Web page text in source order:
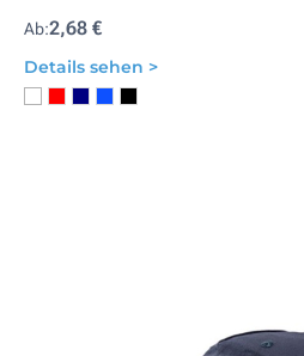
Ab:2,68 €
Details sehen >